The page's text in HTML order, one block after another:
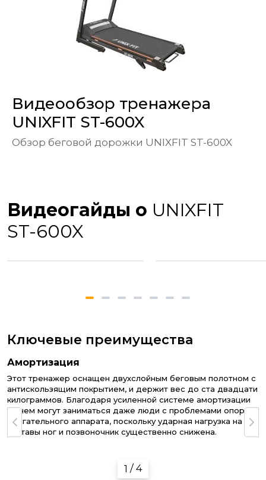
Видеообзор тренажера
UNIXFIT ST-600X
Обзор беговой дорожки UNIXFIT ST-600X
Видеогайды о UNIXFIT
ST-600X
Ключевые преимущества
Амортизация
Этот тренажер оснащен двухслойным беговым полотном с
антискользящим покрытием, и держит вес до ста двадцати
килограммов. Благодаря усиленной системе амортизации
на нем могут заниматься даже люди с проблемами опорно-
двигательного аппарата, поскольку ударная нагрузка на
суставы ног и позвоночник существенно снижена.
1